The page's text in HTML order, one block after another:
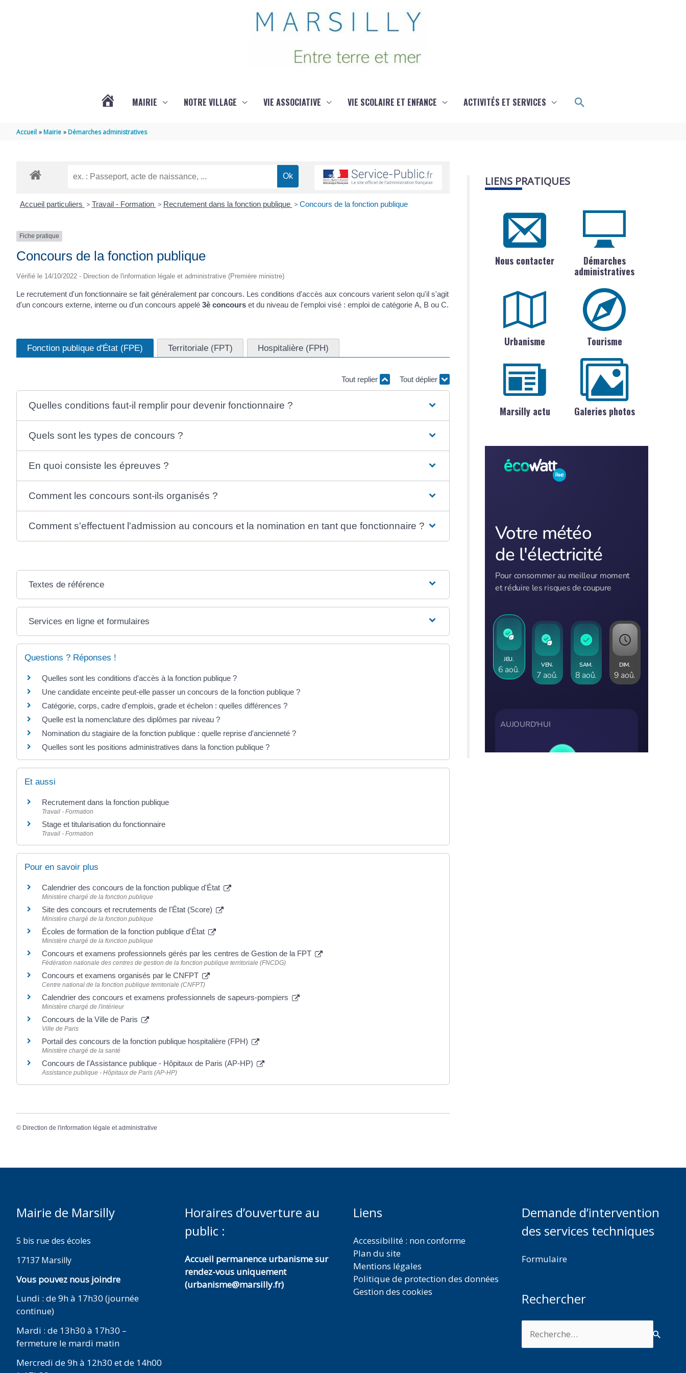
MARSILLY
MAIRIE NOTRE VILLAGE VIE ASSOCIATIVE VIE SCOLAIRE ET ENFANCE ACTIVITÉS ET SERVICES Rechercher
Accueil Mairie Démarches administratives
Accueil particuliers > Travail - Formation > Recrutement dans la fonction publique > Concours de la fonction publique
Fiche pratique
Concours de la fonction publique
Vérifié le 14/10/2022 - Direction de l'information légale et administrative (Première ministre)
Le recrutement d'un fonctionnaire se fait généralement par concours. Les conditions d'accès aux concours varient selon qu'il s'agit
d'un concours externe, interne ou d'un concours appelé 3è concours et du niveau de l'emploi visé : emploi de catégorie A, B ou C.
Fonction publique d'État (FPE) Territoriale (FPT) Hospitalière (FPH)
Tout replier Tout déplier
Quelles conditions faut-il remplir pour devenir fonctionnaire ?
Quels sont les types de concours ?
En quoi consiste les épreuves ?
Comment les concours sont-ils organisés ?
Comment s'effectuent l'admission au concours et la nomination en tant que fonctionnaire ?
Textes de référence
Services en ligne et formulaires
Questions ? Réponses !
Quelles sont les conditions d'accès à la fonction publique ?
Une candidate enceinte peut-elle passer un concours de la fonction publique ?
Catégorie, corps, cadre d'emplois, grade et échelon : quelles différences ?
Quelle est la nomenclature des diplômes par niveau ?
Nomination du stagiaire de la fonction publique : quelle reprise d'ancienneté ?
Quelles sont les positions administratives dans la fonction publique ?
Et aussi
Recrutement dans la fonction publique
Travail - Formation
Stage et titularisation du fonctionnaire
Travail - Formation
Pour en savoir plus
Calendrier des concours de la fonction publique d'État
Ministère chargé de la fonction publique
Site des concours et recrutements de l'État (Score)
Ministère chargé de la fonction publique
Écoles de formation de la fonction publique d'État
Ministère chargé de la fonction publique
Concours et examens professionnels gérés par les centres de Gestion de la FPT
Fédération nationale des centres de gestion de la fonction publique territoriale (FNCDG)
Concours et examens organisés par le CNFPT
Centre national de la fonction publique territoriale (CNFPT)
Calendrier des concours et examens professionnels de sapeurs-pompiers
Ministère chargé de l'intérieur
Concours de la Ville de Paris
Ville de Paris
Portail des concours de la fonction publique hospitalière (FPH)
Ministère chargé de la santé
Concours de l'Assistance publique - Hôpitaux de Paris (AP-HP)
Assistance publique - Hôpitaux de Paris (AP-HP)
© Direction de l'information légale et administrative
LIENS PRATIQUES
Nous contacter
Démarches
administratives
Urbanisme Tourisme
Marsilly actu Galeries photos
Mairie de Marsilly
5 bis rue des écoles
17137 Marsilly
Vous pouvez nous joindre
Lundi : de 9h à 17h30 (journée
continue)
Mardi : de 13h30 à 17h30 –
fermeture le mardi matin
Mercredi de 9h à 12h30 et de 14h00
Horaires d’ouverture au
public :
Accueil permanence urbanisme sur
rendez-vous uniquement
(urbanisme@marsilly.fr)
Liens
Accessibilité : non conforme
Plan du site
Mentions légales
Politique de protection des données
Gestion des cookies
Demande d’intervention
des services techniques
Formulaire
Rechercher